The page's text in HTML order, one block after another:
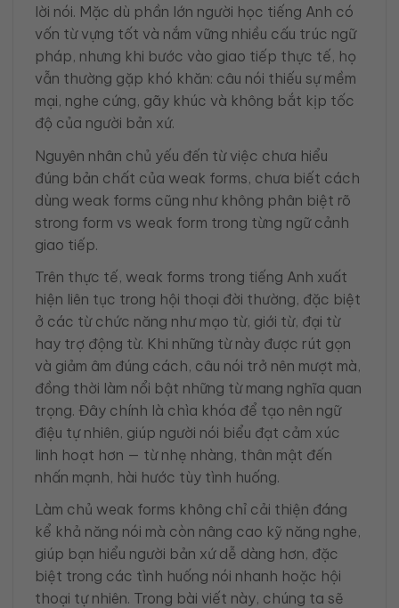
lời nói. Mặc dù phần lớn người học tiếng Anh có
vốn từ vựng tốt và nắm vững nhiều cấu trúc ngữ
pháp, nhưng khi bước vào giao tiếp thực tế, họ
vẫn thường gặp khó khăn: câu nói thiếu sự mềm
mại, nghe cứng, gãy khúc và không bắt kịp tốc
độ của người bản xứ.
Nguyên nhân chủ yếu đến từ việc chưa hiểu
đúng bản chất của weak forms, chưa biết cách
dùng weak forms cũng như không phân biệt rõ
strong form vs weak form trong từng ngữ cảnh
giao tiếp.
Trên thực tế, weak forms trong tiếng Anh xuất
hiện liên tục trong hội thoại đời thường, đặc biệt
ở các từ chức năng như mạo từ, giới từ, đại từ
hay trợ động từ. Khi những từ này được rút gọn
và giảm âm đúng cách, câu nói trở nên mượt mà,
đồng thời làm nổi bật những từ mang nghĩa quan
trọng. Đây chính là chìa khóa để tạo nên ngữ
điệu tự nhiên, giúp người nói biểu đạt cảm xúc
linh hoạt hơn — từ nhẹ nhàng, thân mật đến
nhấn mạnh, hài hước tùy tình huống.
Làm chủ weak forms không chỉ cải thiện đáng
kể khả năng nói mà còn nâng cao kỹ năng nghe,
giúp bạn hiểu người bản xứ dễ dàng hơn, đặc
biệt trong các tình huống nói nhanh hoặc hội
thoại tự nhiên. Trong bài viết này, chúng ta sẽ